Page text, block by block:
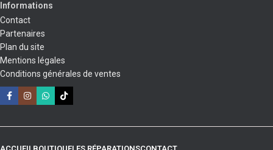
Informations
Contact
Partenaires
Plan du site
Mentions légales
Conditions générales de ventes